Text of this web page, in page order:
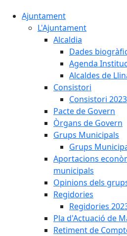
Ajuntament
L'Ajuntament
Alcaldia
Dades
Agenda
Alcaldes de
Consistori
Consistori
Pacte de Govern
Òrgans de Govern
Grups Municipals
Grups
Aportacions
municipals
Opinions dels
Regidories
Regidories
Pla d'Actuació de
Retiment de